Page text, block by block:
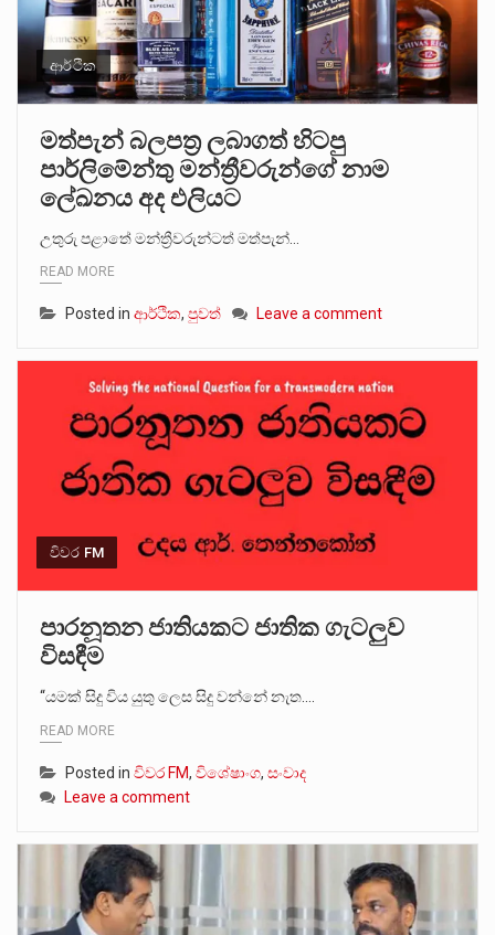
ආර්ථික
මත්පැන් බලපත්‍ර ලබාගත් හිටපු
පාර්ලිමේන්තු මන්ත්‍රීවරුන්ගේ නාම
ලේඛනය අද එලියට
උතුරු පළාතේ මන්ත්‍රීවරුන්ටත් මත්පැන්…
READ MORE
Posted in ආර්ථික, පුවත් Leave a comment
විවර FM
පාරනූතන ජාතියකට ජාතික ගැටලුව
විසඳීම
“යමක් සිදු විය යුතු ලෙස සිදු වන්නේ නැත.…
READ MORE
Posted in විවර FM, විශේෂාංග, සංවාද
Leave a comment